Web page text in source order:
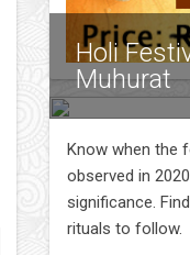
Holi
Muhurat
Know when the
observed in
significance.
rituals to follow.